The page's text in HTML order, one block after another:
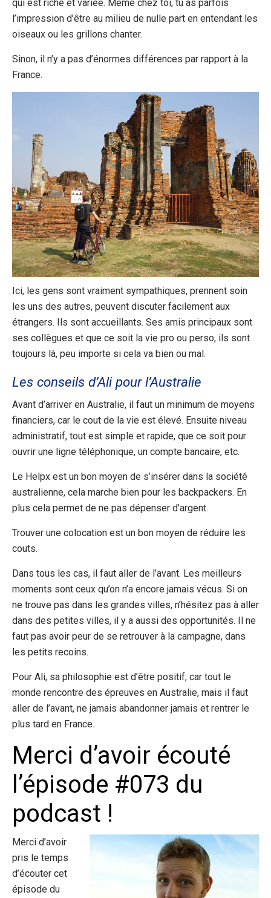
qui est riche et variée. Même chez toi, tu as parfois
l’impression d’être au milieu de nulle part en entendant les
oiseaux ou les grillons chanter.
Sinon, il n’y a pas d’énormes différences par rapport à la
France.
Ici, les gens sont vraiment sympathiques, prennent soin
les uns des autres, peuvent discuter facilement aux
étrangers. Ils sont accueillants. Ses amis principaux sont
ses collègues et que ce soit la vie pro ou perso, ils sont
toujours là, peu importe si cela va bien ou mal.
Les conseils d’Ali pour l’Australie
Avant d’arriver en Australie, il faut un minimum de moyens
financiers, car le cout de la vie est élevé. Ensuite niveau
administratif, tout est simple et rapide, que ce soit pour
ouvrir une ligne téléphonique, un compte bancaire, etc.
Le Helpx est un bon moyen de s’insérer dans la société
australienne, cela marche bien pour les backpackers. En
plus cela permet de ne pas dépenser d’argent.
Trouver une colocation est un bon moyen de réduire les
couts.
Dans tous les cas, il faut aller de l’avant. Les meilleurs
moments sont ceux qu’on n’a encore jamais vécus. Si on
ne trouve pas dans les grandes villes, n’hésitez pas à aller
dans des petites villes, il y a aussi des opportunités. Il ne
faut pas avoir peur de se retrouver à la campagne, dans
les petits recoins.
Pour Ali, sa philosophie est d’être positif, car tout le
monde rencontre des épreuves en Australie, mais il faut
aller de l’avant, ne jamais abandonner jamais et rentrer le
plus tard en France.
Merci d’avoir écouté
l’épisode #073 du
podcast !
Merci d’avoir
pris le temps
d’écouter cet
épisode du